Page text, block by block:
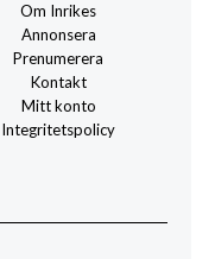
Om Inrikes
Annonsera
Prenumerera
Kontakt
Mitt konto
Integritetspolicy